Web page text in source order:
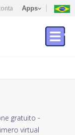
Apps
gratuito -
virtual